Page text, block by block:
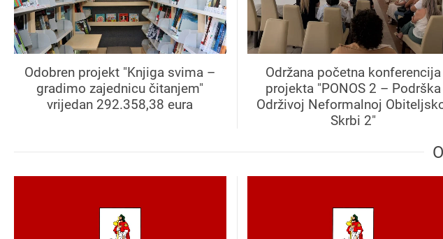
Odobren projekt "Knjiga svima –
gradimo zajednicu čitanjem"
vrijedan 292.358,38 eura
Održana početna konferencija
projekta "PONOS 2 – Podrška
Održivoj Neformalnoj
Skrbi 2"